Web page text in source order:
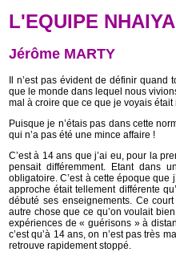
L'EQUIPE NHAIYA
Jérôme MARTY
Il n’est pas évident de définir
que le monde dans lequel nous
mal à croire que ce que je voyais était
Puisque je n’étais pas dans cette
qui n’a pas été une mince affaire !
C’est à 14 ans que j’ai eu, pour la
pensait différemment. Etant dans
obligatoire. C’est à cette époque que
approche était tellement différente
débuté ses enseignements. Ce
autre chose que ce qu’on voulait
expériences de « guérisons » à
c’est qu’à 14 ans, on n’est pas très
retrouve rapidement stoppé.